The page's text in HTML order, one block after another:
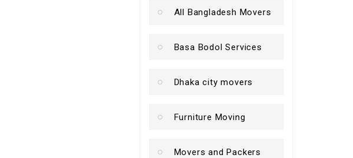
All Bangladesh Movers
Basa Bodol Services
Dhaka city movers
Furniture Moving
Movers and Packers